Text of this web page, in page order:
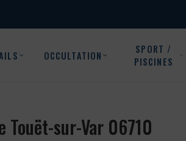
OCCULTATION
SPORT /
PISCINES
sur-Var 06710